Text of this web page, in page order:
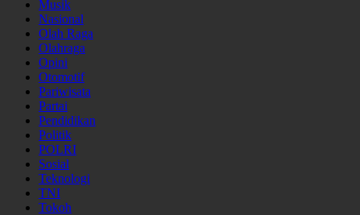
Musik
Nasional
Olah Raga
Olahraga
Opini
Otomotif
Pariwisata
Partai
Pendidikan
Politik
POLRI
Sosial
Teknologi
TNI
Tokoh